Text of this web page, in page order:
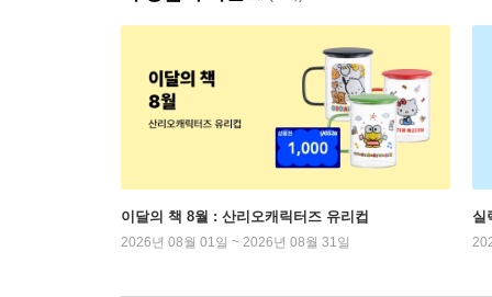
이달의 책 8월 : 산리오캐릭터즈 유리컵
2026년 08월 01일 ~ 2026년 08월 31일
실